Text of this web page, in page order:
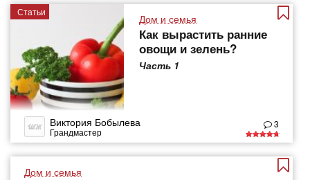
Статьи
Дом и семья
Как вырастить ранние
овощи и зелень?
Часть 1
Виктория Бобылева
Грандмастер
3
Дом и семья